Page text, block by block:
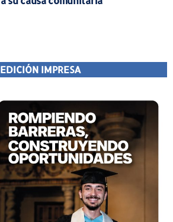
EDICIÓN IMPRESA